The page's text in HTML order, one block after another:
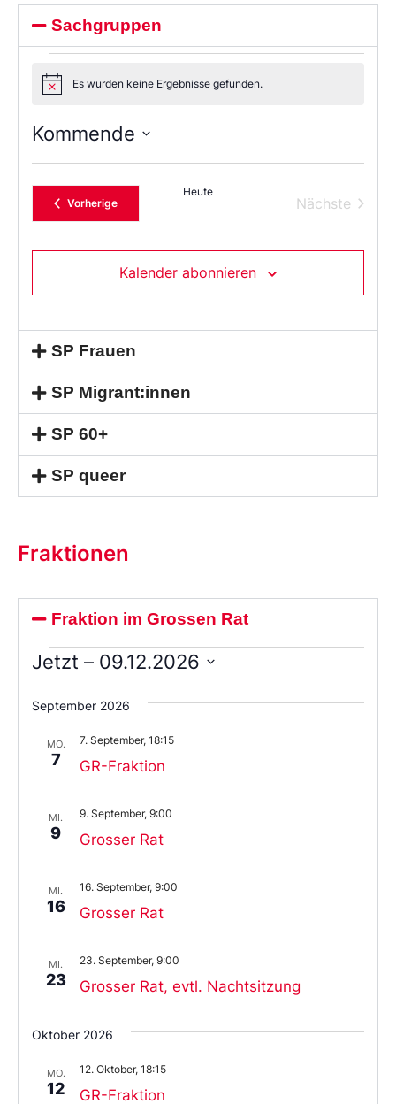
Sachgruppen
NoticeEs wurden keine Ergebnisse gefunden.
Kommende
Sie
das
Datum
aus.
VorherigeVeranstaltungen
Heute
Nächste
Kalender abonnieren
SP Frauen
SP Migrant:innen
SP 60+
SP queer
Fraktionen
Fraktion im Grossen Rat
Jetzt – 09.12.2026
Sie
das
aus.
September 2026
MO.
7 GR-Fraktion
7. September, 18:15
MI.
9 Grosser Rat
9. September, 9:00
MI.
16 Grosser Rat
16. September, 9:00
MI.
23 Grosser Rat, evtl. Nachtsitzung
23. September, 9:00
Oktober 2026
MO.
12 GR-Fraktion
12. Oktober, 18:15